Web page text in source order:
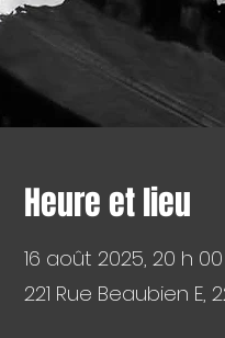
Heure et lieu
16 août 2025, 20 h 00
221 Rue Beaubien E,